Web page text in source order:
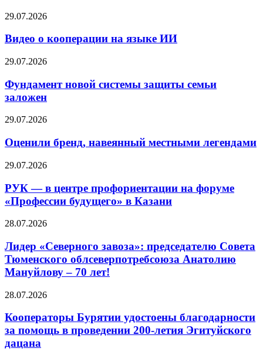
29.07.2026
Видео о кооперации на языке ИИ
29.07.2026
Фундамент новой системы защиты семьи
заложен
29.07.2026
Оценили бренд, навеянный местными легендами
29.07.2026
РУК — в центре профориентации на форуме
«Профессии будущего» в Казани
28.07.2026
Лидер «Северного завоза»: председателю Совета
Тюменского облсеверпотребсоюза Анатолию
Мануйлову – 70 лет!
28.07.2026
Кооператоры Бурятии удостоены благодарности
за помощь в проведении 200-летия Эгитуйского
дацана